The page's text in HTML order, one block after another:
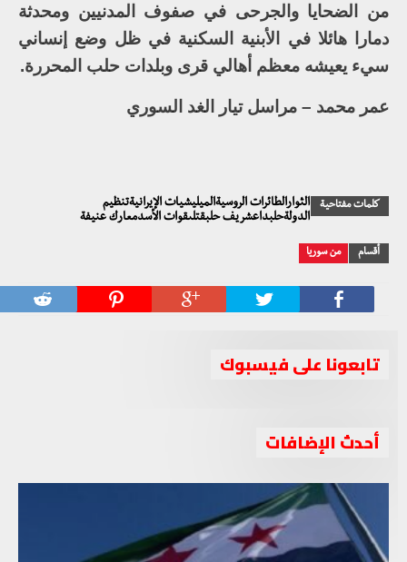
من الضحايا والجرحى في صفوف المدنيين ومحدثة
دمارا هائلا في الأبنية السكنية في ظل وضع إنساني
سيء يعيشه معظم أهالي قرى وبلدات حلب المحررة.
عمر محمد – مراسل تيار الغد السوري
كلمات مفتاحية
الثوارالطائرات الروسيةالميليشيات الإيرانيةتنظيم
الدولةحلبداعشريف حلبقتلىقوات الأسدمعارك عنيفة
أقسام من سوريا
تابعونا على فيسبوك
أحدث الإضافات